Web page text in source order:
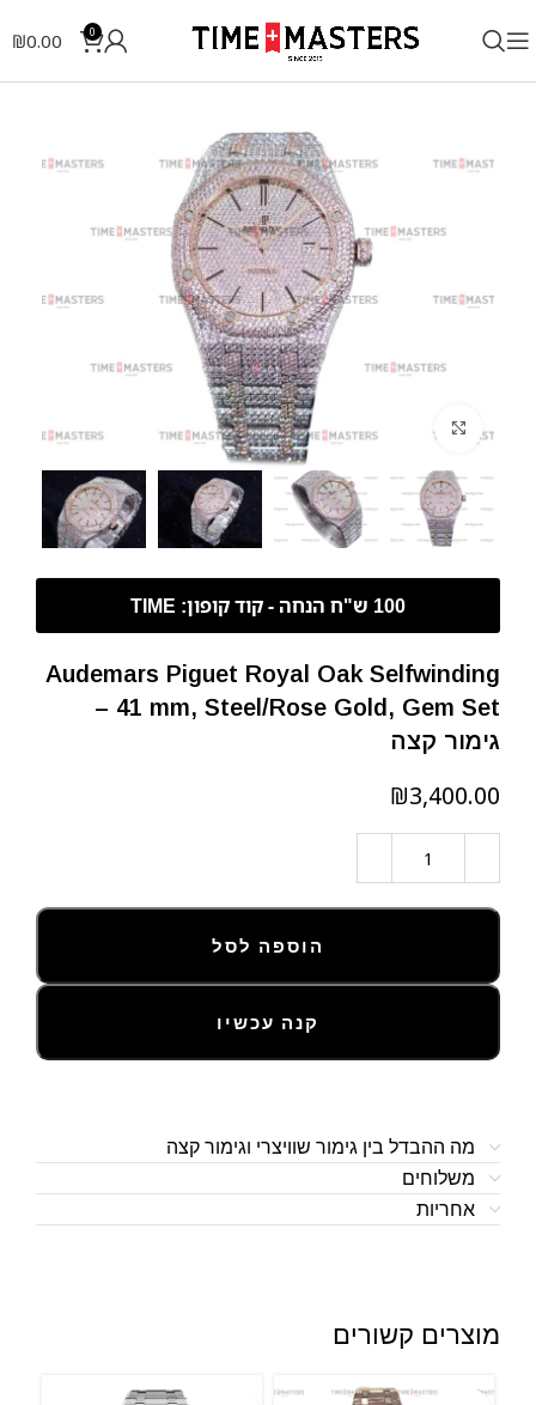
0
₪0.00
לחצו להגדלה
Audemars Piguet Royal Oak Selfwinding
– 41 mm, Steel/Rose Gold, Gem Set
גימור קצה
₪
הוספה לסל
קנה עכשיו
מה ההבדל בין גימור שוויצרי וגימור קצה
משלוחים
אחריות
מוצרים קשורים